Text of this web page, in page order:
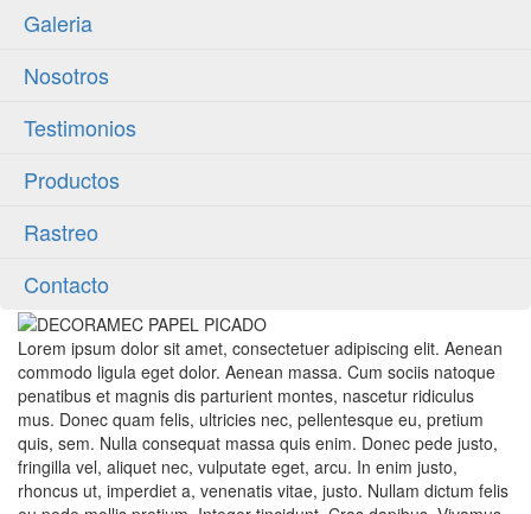
Galeria
Nosotros
Testimonios
Productos
Rastreo
Contacto
Lorem ipsum dolor sit amet, consectetuer adipiscing elit. Aenean
commodo ligula eget dolor. Aenean massa. Cum sociis natoque
penatibus et magnis dis parturient montes, nascetur ridiculus
mus. Donec quam felis, ultricies nec, pellentesque eu, pretium
quis, sem. Nulla consequat massa quis enim. Donec pede justo,
fringilla vel, aliquet nec, vulputate eget, arcu. In enim justo,
rhoncus ut, imperdiet a, venenatis vitae, justo. Nullam dictum felis